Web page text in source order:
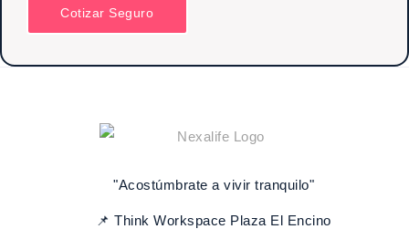
Cotizar Seguro
"Acostúmbrate a vivir tranquilo"
📌 Think Workspace Plaza El Encino